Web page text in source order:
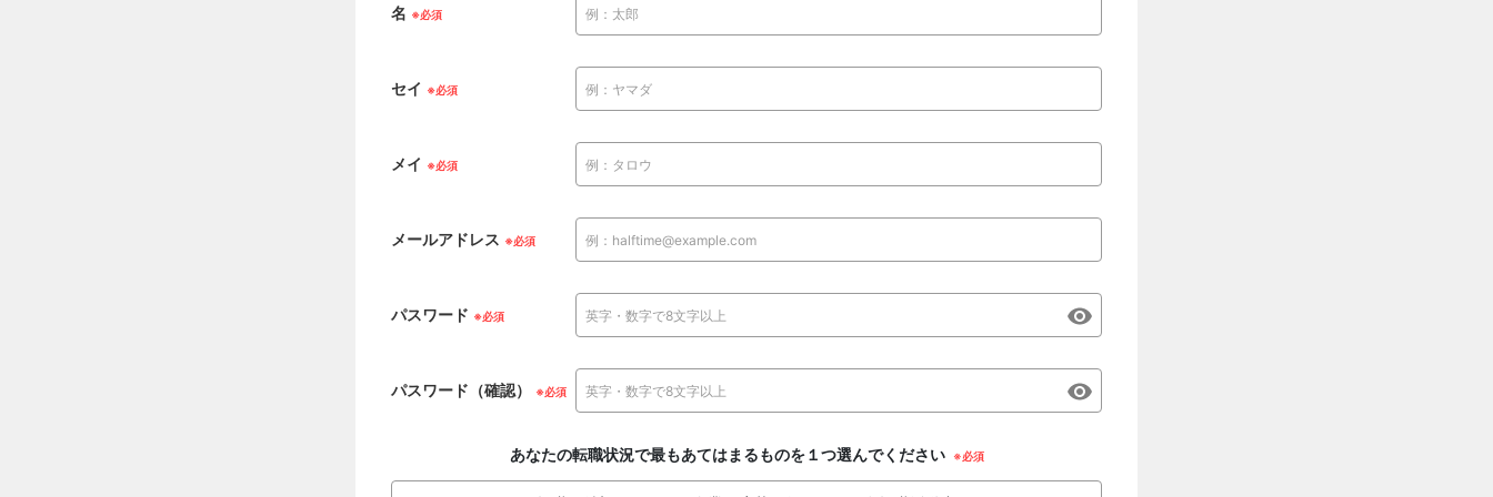
名
セイ
メイ
メールアドレス
パスワード
パスワード（確認）
あなたの転職状況で最もあてはまるものを１つ選んでください ※必須